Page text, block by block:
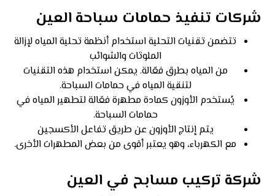
شركات تنفيذ حمامات سباحة العين
تتضمن تقنيات التحلية استخدام أنظمة تحلية المياه لإزالة
الملوثات والشوائب
من المياه بطرق فعّالة. يمكن استخدام هذه التقنيات
لتنقية المياه في حمامات السباحة.
يُستخدم الأوزون كمادة مطهرة فعّالة لتطهير المياه في
حمامات السباحة.
يتم إنتاج الأوزون عن طريق تفاعل الأكسجين
مع الكهرباء، وهو يعتبر أقوى من بعض المطهرات الأخرى.
شركة تركيب مسابح في العين